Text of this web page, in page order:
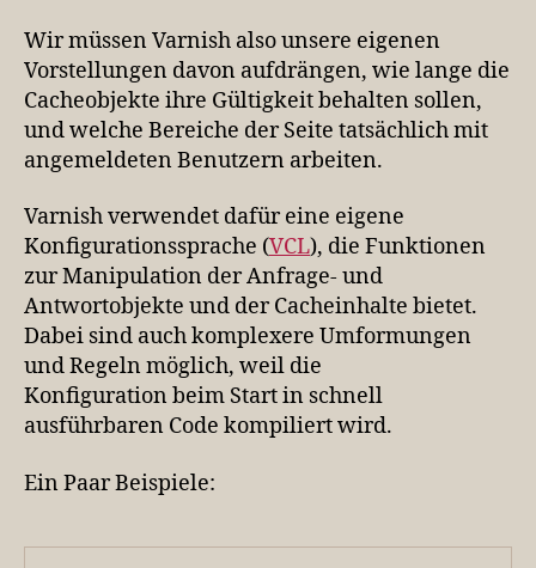
Wir müssen Varnish also unsere eigenen
Vorstellungen davon aufdrängen, wie lange die
Cacheobjekte ihre Gültigkeit behalten sollen,
und welche Bereiche der Seite tatsächlich mit
angemeldeten Benutzern arbeiten.
Varnish verwendet dafür eine eigene
Konfigurationssprache (VCL), die Funktionen
zur Manipulation der Anfrage- und
Antwortobjekte und der Cacheinhalte bietet.
Dabei sind auch komplexere Umformungen
und Regeln möglich, weil die
Konfiguration beim Start in schnell
ausführbaren Code kompiliert wird.
Ein Paar Beispiele: